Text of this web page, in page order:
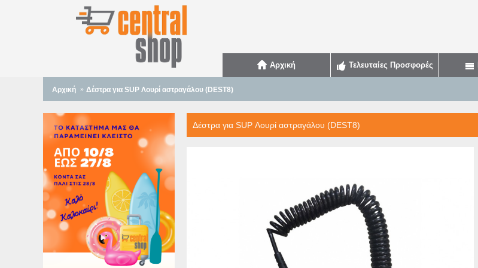
Αρχική Τελευταίες Προσφορές
Αρχική Δέστρα για SUP Λουρί αστραγάλου (DEST8)
Δέστρα για SUP Λουρί αστραγάλου (DEST8)